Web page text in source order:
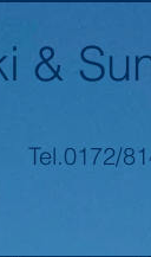
&
Tel.0172/